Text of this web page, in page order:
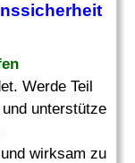
Werde Teil
unterstütze
wirksam zu